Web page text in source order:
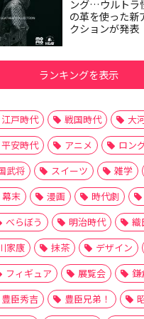
ング…ウルトラ
の革を使った新
クションが発表
ランキングを表示
江戸時代 戦国時代
大
平安時代
アニメ
ロン
武将
スイーツ 雑学
幕末
漫画 時代劇
べらぼう
明治時代
織
家康
抹茶 デザイン
フィギュア
展覧会
鎌
豊臣秀吉
豊臣兄弟！